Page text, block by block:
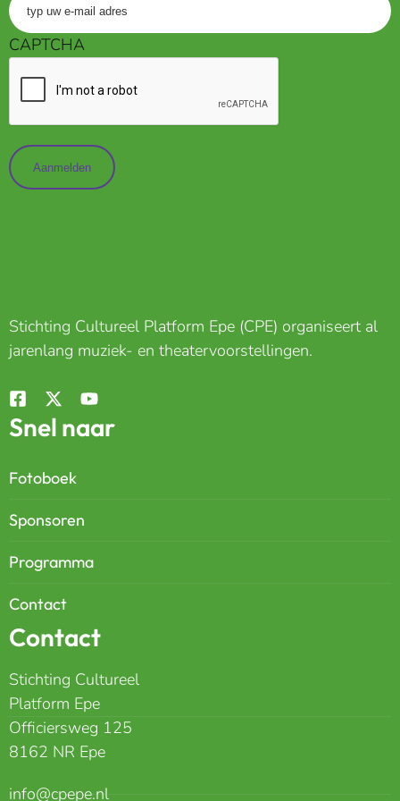
uw
e-
mailadres
in(Vereist)
CAPTCHA
Stichting Cultureel Platform Epe (CPE) organiseert al
jarenlang muziek- en theatervoorstellingen.
Snel naar
Fotoboek
Sponsoren
Programma
Contact
Contact
Stichting Cultureel
Platform Epe
Officiersweg 125
8162 NR Epe
info@cpepe.nl